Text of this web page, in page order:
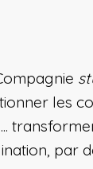
les
par